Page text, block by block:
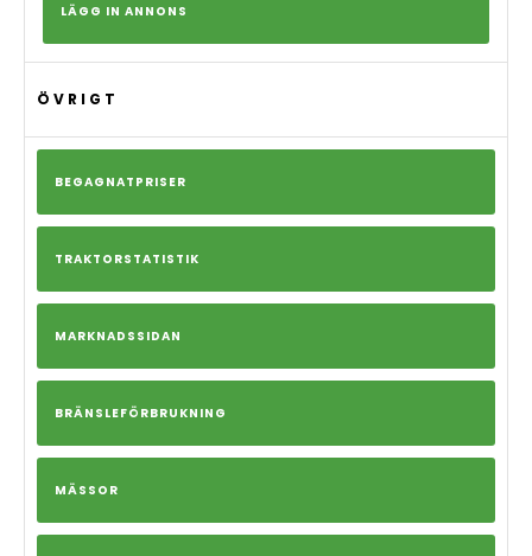
LÄGG IN ANNONS
ÖVRIGT
BEGAGNATPRISER
TRAKTORSTATISTIK
MARKNADSSIDAN
BRÄNSLEFÖRBRUKNING
MÄSSOR